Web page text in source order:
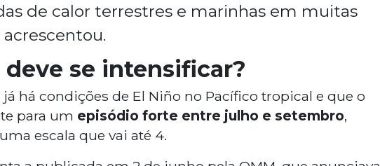
de calor terrestres e marinhas em muitas
se intensificar?
há condições de El Niño no Pacífico tropical e que o
para um episódio forte entre julho e setembro,
escala que vai até 4.